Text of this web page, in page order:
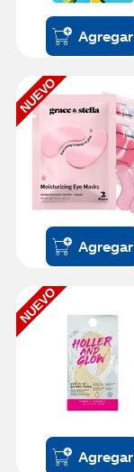
Agregar
NUEVO
Agregar
NUEVO
Agregar